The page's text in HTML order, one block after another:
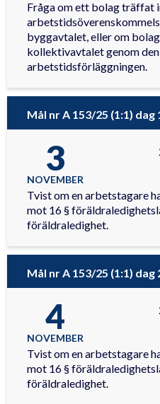
Fråga om ett bolag träffat
byggavtalet, eller om
kollektivavtalet genom
arbetstidsförläggningen.
Mål nr A 153/25 (1:1) dag
3
NOVEMBER
Tvist om en arbetstagare
mot 16 §
föräldraledighet.
Mål nr A 153/25 (1:1) dag
4
NOVEMBER
Tvist om en arbetstagare
mot 16 §
föräldraledighet.